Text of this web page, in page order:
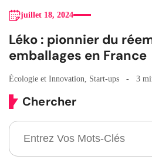
juillet 18, 2024
Léko : pionnier du
emballages en France
Écologie et Innovation Start-ups 3
Chercher